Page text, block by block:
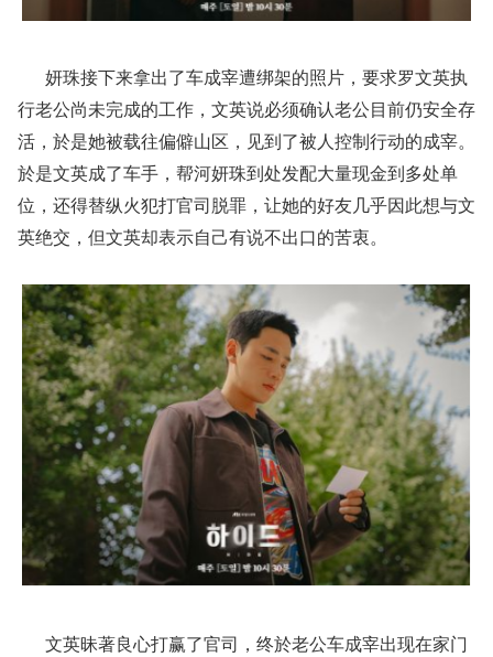
妍珠接下来拿出了车成宰遭绑架的照片，要求罗文英执
行老公尚未完成的工作，文英说必须确认老公目前仍安全存
活，於是她被载往偏僻山区，见到了被人控制行动的成宰。
於是文英成了车手，帮河妍珠到处发配大量现金到多处单
位，还得替纵火犯打官司脱罪，让她的好友几乎因此想与文
英绝交，但文英却表示自己有说不出口的苦衷。
文英昧著良心打赢了官司，终於老公车成宰出现在家门